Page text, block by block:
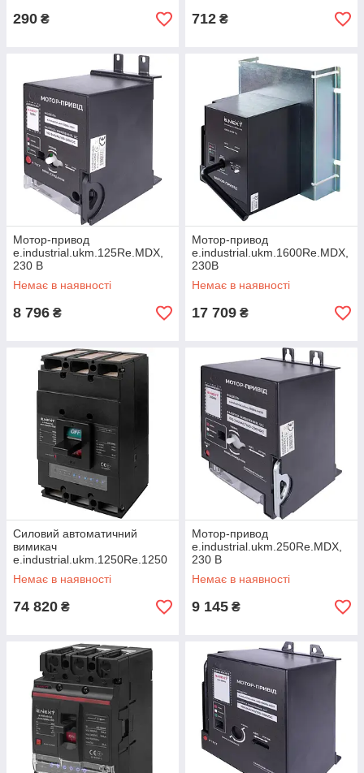
290 ₴ 712 ₴
Мотор-привод
e.industrial.ukm.125Re.MDX,
230 В
Немає в наявності
8 796 ₴
Мотор-привод
e.industrial.ukm.1600Re.MDX,
230В
Немає в наявності
17 709 ₴
Силовий автоматичний
вимикач
e.industrial.ukm.1250Re.1250
з електронним
розчіплювачем, 3р, 1250
Немає в наявності
74 820 ₴
Мотор-привод
e.industrial.ukm.250Re.MDX,
230 В
Немає в наявності
9 145 ₴